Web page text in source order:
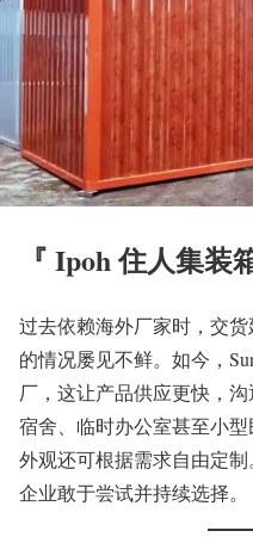
『 Ipoh 住人集装
过去依赖海外厂家时，交
的情况屡见不鲜。如今，
厂，这让产品供应更快，
宿舍、临时办公室甚至小
外观还可根据需求自由定
企业敢于尝试并持续选择。